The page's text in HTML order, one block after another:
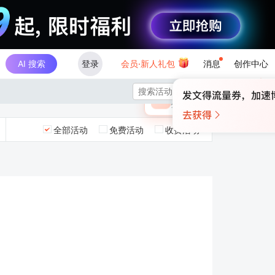
AI 搜索 登录 会员·新人礼包 消息 创作中心
×
🎁 未登录
登录领取最高

全部活动 免费活动 收费活动